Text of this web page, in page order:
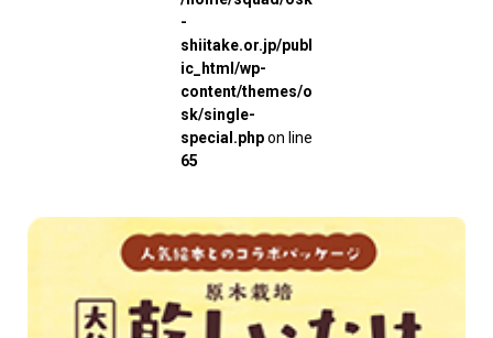
-
shiitake.or.jp/publ
ic_html/wp-
content/themes/o
sk/single-
special.phpon line
65